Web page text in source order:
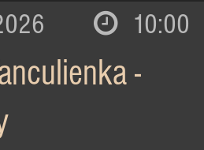
10:00
-